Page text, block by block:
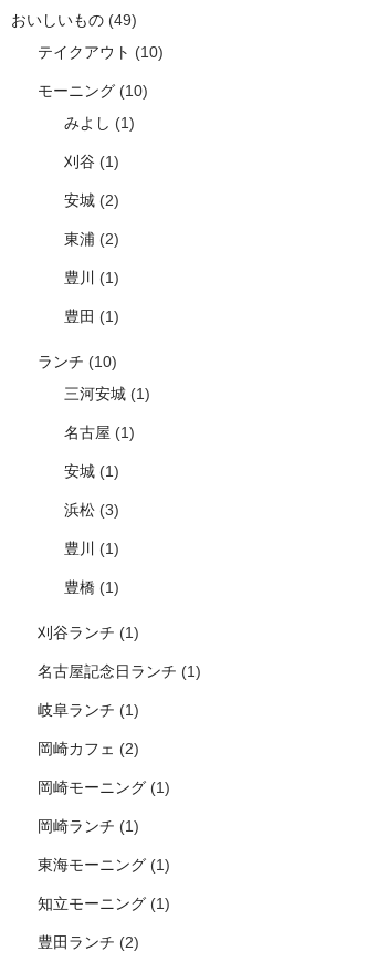
おいしいもの(49)
テイクアウト (10)
モーニング(10)
みよし (1)
刈谷(1)
安城(2)
東浦 (2)
豊川 (1)
豊田 (1)
ランチ (10)
三河安城(1)
名古屋 (1)
安城(1)
浜松(3)
豊川 (1)
豊橋(1)
刈谷ランチ (1)
名古屋記念日ランチ (1)
岐阜ランチ (1)
岡崎カフェ (2)
岡崎モーニング(1)
岡崎ランチ (1)
東海モーニング(1)
知立モーニング(1)
豊田ランチ (2)